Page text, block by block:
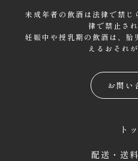
未成年者の飲酒は法律で禁じ
律で禁止さ
妊娠中や授乳期の飲酒は、胎
えるおそれ
お問い
ト
配送・送